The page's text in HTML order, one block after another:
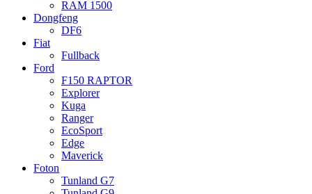
RAM 1500
Dongfeng
DF6
Fiat
Fullback
Ford
F150 RAPTOR
Explorer
Kuga
Ranger
EcoSport
Edge
Maverick
Foton
Tunland G7